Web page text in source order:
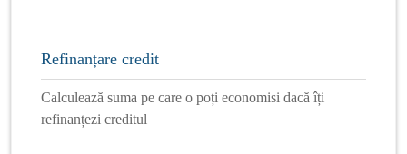
Refinanțare credit
Calculează suma pe care o poți economisi dacă îți
refinanțezi creditul